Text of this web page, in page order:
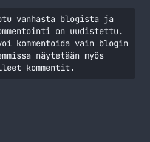
vanhasta blogista ja
on uudistettu.
kommentoida vain blogin
näytetään myös
kommentit.